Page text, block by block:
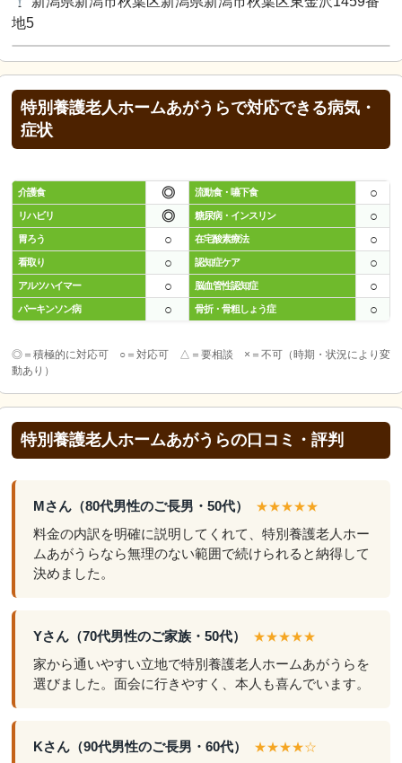
地5
特別養護老人ホームあがうらで対応できる病気・
症状
介護食 ◎ 流動食・嚥下食 ○
リハビリ ◎ 糖尿病・インスリン ○
胃ろう ○ 在宅酸素療法 ○
看取り ○ 認知症ケア ○
アルツハイマー ○ 脳血管性認知症 ○
パーキンソン病 ○ 骨折・骨粗しょう症 ○
◎＝積極的に対応可 ○＝対応可 △＝要相談 ×＝不可（時期・状況により変
動あり）
特別養護老人ホームあがうらの口コミ・評判
Mさん（80代男性のご長男・50代） ★★★★★
料金の内訳を明確に説明してくれて、特別養護老人ホー
ムあがうらなら無理のない範囲で続けられると納得して
決めました。
Yさん（70代男性のご家族・50代） ★★★★★
家から通いやすい立地で特別養護老人ホームあがうらを
選びました。面会に行きやすく、本人も喜んでいます。
Kさん（90代男性のご長男・60代） ★★★★☆